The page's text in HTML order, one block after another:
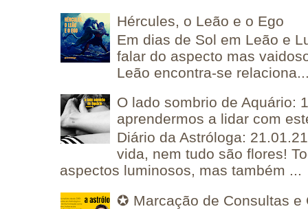
Hércules, o Leão e o Ego
Em dias de Sol em Leão e
falar do aspecto mas
Leão encontra-se
O lado sombrio de Aquário:
aprendermos a lidar com
Diário da Astróloga:
vida, nem tudo são flores!
aspectos luminosos, mas também ...
✪ Marcação de Consultas e